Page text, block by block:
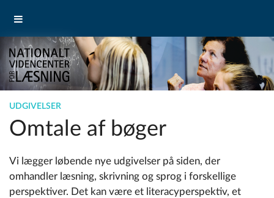
UDGIVELSER
Omtale af bøger
Vi lægger løbende nye udgivelser på siden, der
omhandler læsning, skrivning og sprog i forskellige
perspektiver. Det kan være et literacyperspektiv, et